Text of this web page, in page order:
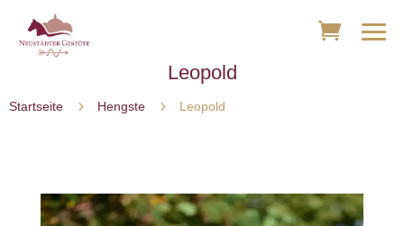
Leopold
Startseite 5 Hengste 5 Leopold